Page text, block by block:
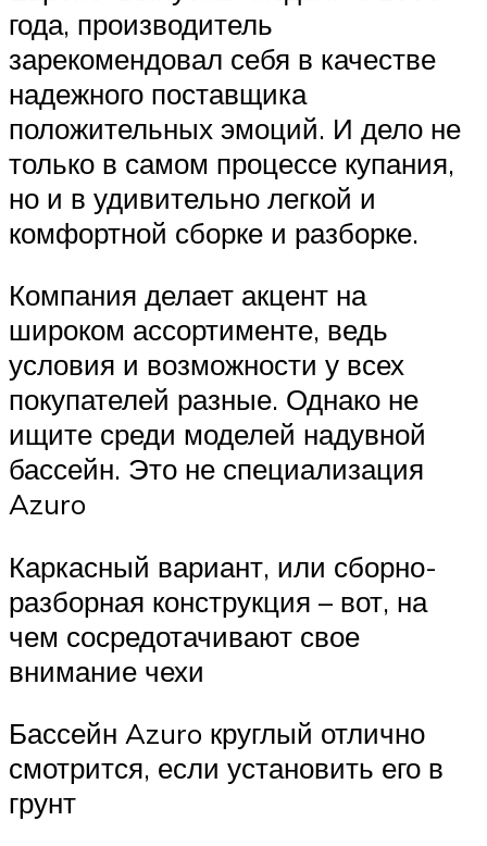
года, производитель
зарекомендовал себя в качестве
надежного поставщика
положительных эмоций. И дело не
только в самом процессе купания,
но и в удивительно легкой и
комфортной сборке и разборке.
Компания делает акцент на
широком ассортименте, ведь
условия и возможности у всех
покупателей разные. Однако не
ищите среди моделей надувной
бассейн. Это не специализация
Azuro
Каркасный вариант, или сборно-
разборная конструкция – вот, на
чем сосредотачивают свое
внимание чехи
Бассейн Azuro круглый отлично
смотрится, если установить его в
грунт